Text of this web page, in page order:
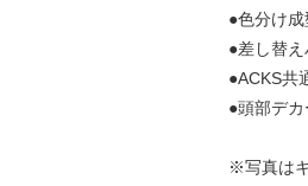
●色分け成
●差し替
●ACKS共
●頭部デ
※写真は